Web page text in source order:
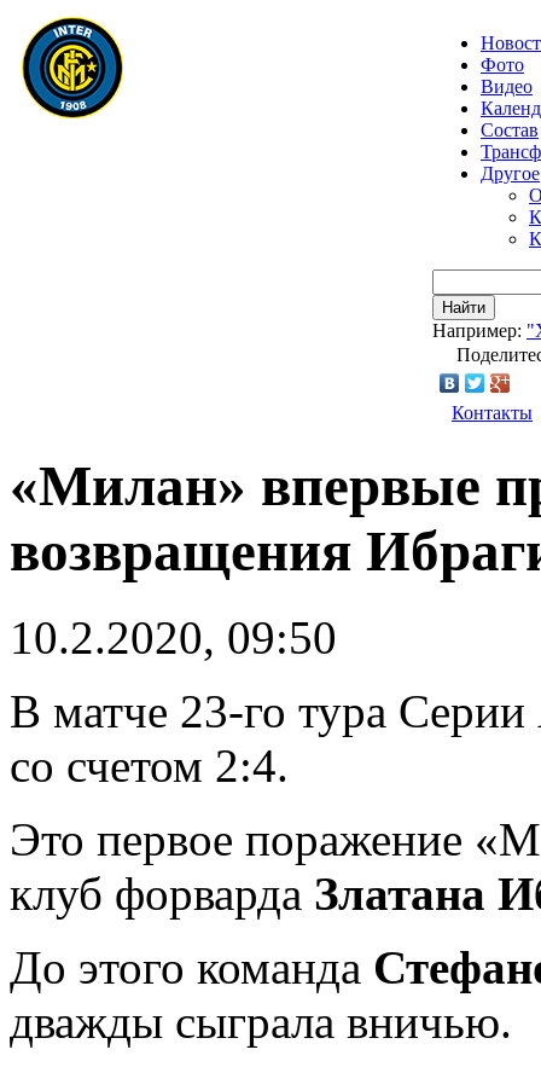
Фото
Видео
Состав
Другое
Найти
Например:
Контакты
«Милан» впервые
возвращения
10.2.2020, 09:50
В матче 23-го тура
со счетом 2:4.
Это первое поражение
клуб форварда Златана
До этого команда
дважды сыграла вничью.